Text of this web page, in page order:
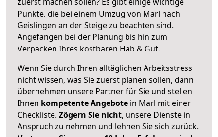
Punkte, die bei einem Umzug von Marl nach
Geislingen an der Steige zu beachten sind.
Angefangen bei der Planung bis hin zum
Verpacken Ihres kostbaren Hab & Gut.
Wenn Sie durch Ihren alltäglichen Arbeitsstress
nicht wissen, was Sie zuerst planen sollen, dann
übernehmen unsere Partner für Sie und stellen
Ihnen kompetente Angebote in Marl mit einer
Checkliste. Zögern Sie nicht, unsere Dienste in
Anspruch zu nehmen und lehnen Sie sich zurück.